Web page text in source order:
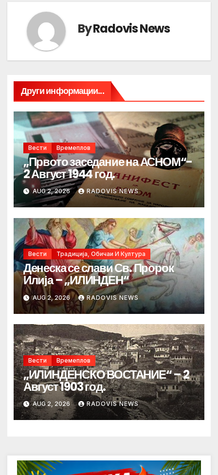
ByRadovis News
Други информации...
Вести Времеплов
„Првото заседание на АСНОМ“-
2 Август 1944 год.
AUG 2, 2026 RADOVIS NEWS
Вести Традиција, Обичаи И Култура
Денеска се слави Св. Пророк
Илија – „ИЛИНДЕН“
AUG 2, 2026 RADOVIS NEWS
Вести Времеплов
„ИЛИНДЕНСКО ВОСТАНИЕ“ – 2
Август 1903 год.
AUG 2, 2026 RADOVIS NEWS